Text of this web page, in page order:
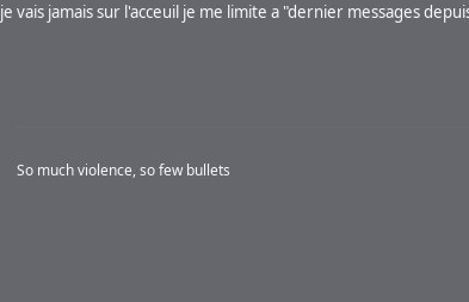
je vais jamais sur l'acceuil je me limite a "dernier messages
So much violence, so few bullets